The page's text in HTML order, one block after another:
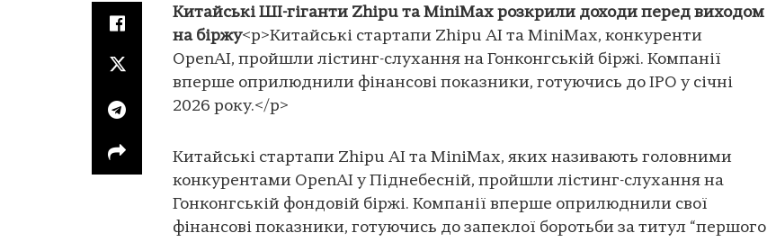
Китайські ШІ-гіганти Zhipu та MiniMax розкрили доходи перед виходом
на біржу<p>Китайські стартапи Zhipu AI та MiniMax, конкуренти
OpenAI, пройшли лістинг-слухання на Гонконгській біржі. Компанії
вперше оприлюднили фінансові показники, готуючись до IPO у січні
2026 року.</p>
Китайські стартапи Zhipu AI та MiniMax, яких називають головними
конкурентами OpenAI у Піднебесній, пройшли лістинг-слухання на
Гонконгській фондовій біржі. Компанії вперше оприлюднили свої
фінансові показники, готуючись до запеклої боротьби за титул “першого